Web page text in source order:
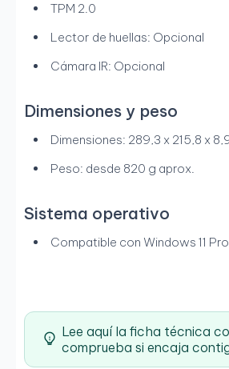
TPM 2.0
Lector de huellas: Opcional
Cámara IR: Opcional
Dimensiones y peso
Dimensiones: 289,3 x 215,8 x
Peso: desde 820 g aprox.
Sistema operativo
Compatible con Windows 11 Pro
Lee aquí la ficha técnica
comprueba si encaja